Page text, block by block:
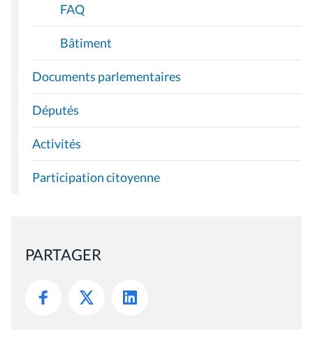
FAQ
Bâtiment
Documents parlementaires
Députés
Activités
Participation citoyenne
PARTAGER